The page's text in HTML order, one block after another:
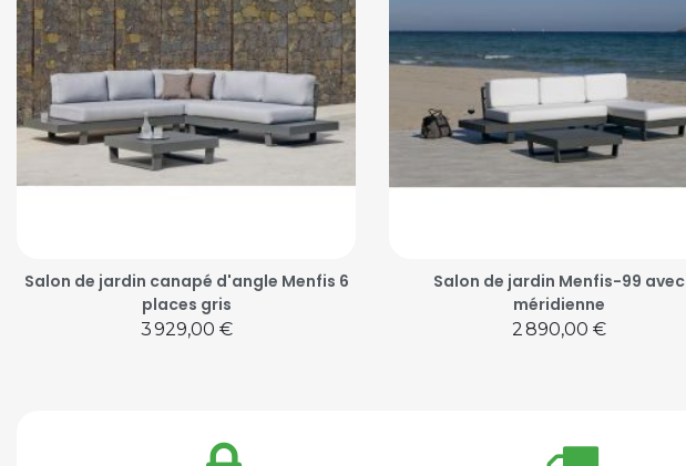
Salon de jardin canapé d'angle Menfis 6
places gris
Prix
3 929,00 €
Salon de jardin Menfis-99 avec
méridienne
Prix
2 890,00 €